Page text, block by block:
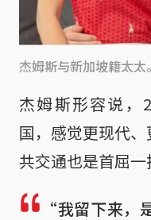
杰姆斯与新加坡籍太太
杰姆斯形容说，
国，感觉更现代
共交通也是首屈一
“我留下来，